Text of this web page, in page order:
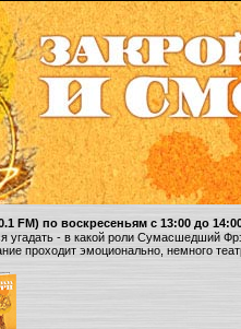
FM) по воскресеньям с 13:00 до
угадать - в какой роли Сумасшедший
проходит эмоционально, немного